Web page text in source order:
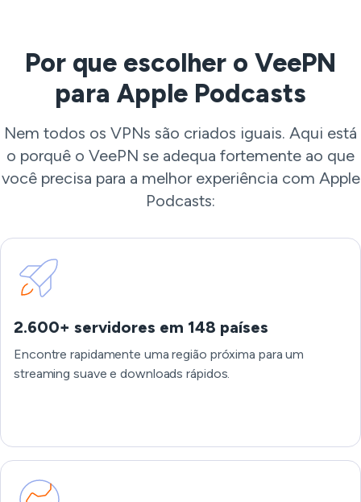
Por que escolher o VeePN
para Apple Podcasts
Nem todos os VPNs são criados iguais. Aqui está
o porquê o VeePN se adequa fortemente ao que
você precisa para a melhor experiência com Apple
Podcasts:
2.600+ servidores em 148 países
Encontre rapidamente uma região próxima para um
streaming suave e downloads rápidos.